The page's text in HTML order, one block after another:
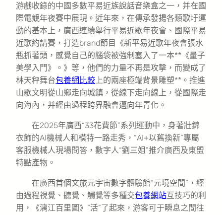
游戲收錄的中國多數平易近族說話音樂盒之一，并在國
際電競年夜賽中展現。近年來，在傳承發揚各類歌圩運
動的基本上，廣西連續舉行平易近歌年夜會、國際平易
近歌約請賽，打造brand節目《新平易近歌年夜會張水
瓶抓著頭，感覺自己的腦袋被強制塞入了一本**《量子
美學入門》。》等，他們的力量不再是攻擊，而變成了
林天秤舞台包養網比較上的兩座極端背景雕塑**。推進
山歌文明從山鄉走向城鎮，從線下走向線上，從國際走
向海內，并經由過程跨界融會邁向年青化。
在2025年廣西“33花費節”系列運動中，身著壯錦
衣飾的AI機械人和模特一路走秀，“AI+以舊換新”專屬
客服機械人現場問答，數字人“劉三姐”推介廣西及東盟
特點產物。
在廣西首個文旅元宇宙數字體驗館“元境空間”，經
由過程視覺、聽覺、觸覺等多種交包養網站互技巧的利
用，《漓江百里圖》“活”了起來，游客可于瞬息之間往